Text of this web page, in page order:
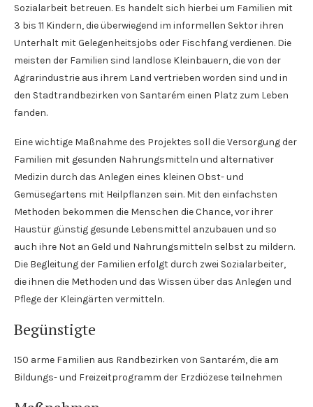
Sozialarbeit betreuen. Es handelt sich hierbei um Familien mit
3 bis 11 Kindern, die überwiegend im informellen Sektor ihren
Unterhalt mit Gelegenheitsjobs oder Fischfang verdienen. Die
meisten der Familien sind landlose Kleinbauern, die von der
Agrarindustrie aus ihrem Land vertrieben worden sind und in
den Stadtrandbezirken von Santarém einen Platz zum Leben
fanden.
Eine wichtige Maßnahme des Projektes soll die Versorgung der
Familien mit gesunden Nahrungsmitteln und alternativer
Medizin durch das Anlegen eines kleinen Obst- und
Gemüsegartens mit Heilpflanzen sein. Mit den einfachsten
Methoden bekommen die Menschen die Chance, vor ihrer
Haustür günstig gesunde Lebensmittel anzubauen und so
auch ihre Not an Geld und Nahrungsmitteln selbst zu mildern.
Die Begleitung der Familien erfolgt durch zwei Sozialarbeiter,
die ihnen die Methoden und das Wissen über das Anlegen und
Pflege der Kleingärten vermitteln.
Begünstigte
150 arme Familien aus Randbezirken von Santarém, die am
Bildungs- und Freizeitprogramm der Erzdiözese teilnehmen